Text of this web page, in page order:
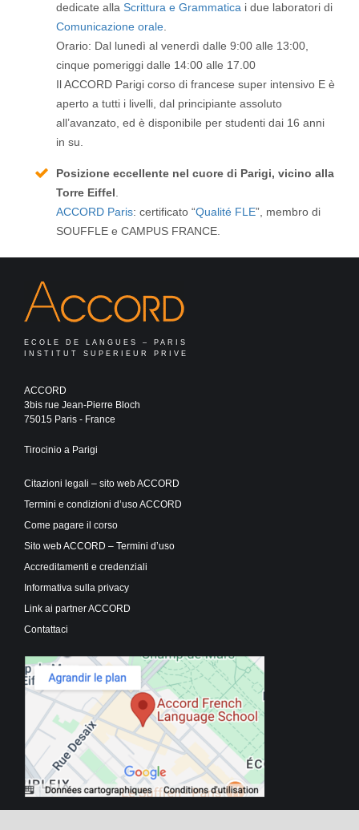
dedicate alla Scrittura e Grammatica i due laboratori di
Comunicazione orale
Orario: Dal lunedì al venerdì dalle 9:00 alle 13:00,
cinque pomeriggi dalle 14:00 alle 17.00
Il ACCORD Parigi corso di francese super intensivo E è
aperto a tutti i livelli, dal principiante assoluto
all’avanzato, ed è disponibile per studenti dai 16 anni
in su.
Posizione eccellente nel cuore di Parigi, vicino alla
Torre Eiffel
ACCORD Paris: certificato “Qualité FLE”, membro di
SOUFFLE e CAMPUS FRANCE.
ECOLE DE LANGUES – PARIS
INSTITUT SUPERIEUR PRIVE
ACCORD
3bis rue Jean-Pierre Bloch
75015 Paris - France
Tirocinio a Parigi
Citazioni legali – sito web ACCORD
Termini e condizioni d’uso ACCORD
Come pagare il corso
Sito web ACCORD – Termini d’uso
Accreditamenti e credenziali
Informativa sulla privacy
Link ai partner ACCORD
Contattaci